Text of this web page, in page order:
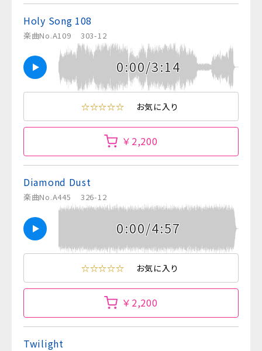
Holy Song 108
楽曲No.A109 303-12
0:00/3:14
☆☆☆☆☆ お気に入り
￥2,200
Diamond Dust
楽曲No.A445 326-12
0:00/4:57
☆☆☆☆☆ お気に入り
￥2,200
Twilight